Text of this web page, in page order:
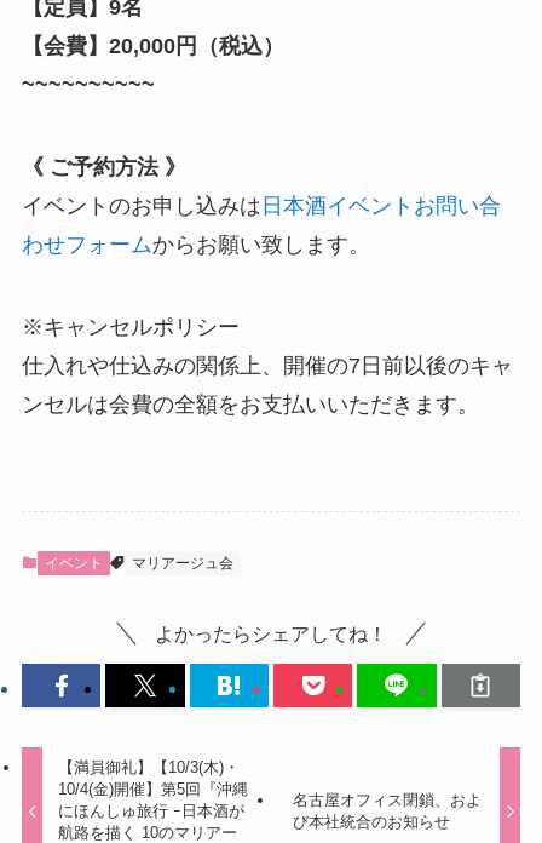
【定員】9名
【会費】20,000円（税込）
~~~~~~~~~~
《 ご予約方法 》
イベントのお申し込みは 日本酒イベントお問い合
わせフォームからお願い致します。
※キャンセルポリシー
仕入れや仕込みの関係上、開催の7日前以後のキャ
ンセルは会費の全額をお支払いいただきます。
イベント マリアージュ会
よかったらシェアしてね！
【満員御礼】【10/3(木)・
10/4(金)開催】第5回『沖縄
にほんしゅ旅行 ｰ日本酒が
航路を描く 10のマリアー
名古屋オフィス閉鎖、およ
び本社統合のお知らせ